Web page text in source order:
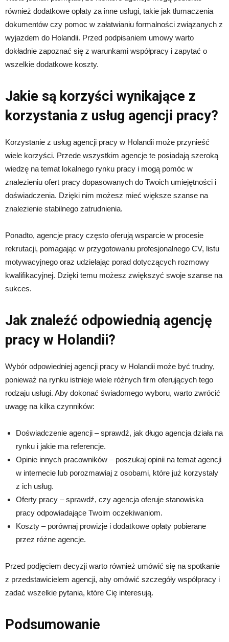
również dodatkowe opłaty za inne usługi, takie jak tłumaczenia
dokumentów czy pomoc w załatwianiu formalności związanych z
wyjazdem do Holandii. Przed podpisaniem umowy warto
dokładnie zapoznać się z warunkami współpracy i zapytać o
wszelkie dodatkowe koszty.
Jakie są korzyści wynikające z
korzystania z usług agencji pracy?
Korzystanie z usług agencji pracy w Holandii może przynieść
wiele korzyści. Przede wszystkim agencje te posiadają szeroką
wiedzę na temat lokalnego rynku pracy i mogą pomóc w
znalezieniu ofert pracy dopasowanych do Twoich umiejętności i
doświadczenia. Dzięki nim możesz mieć większe szanse na
znalezienie stabilnego zatrudnienia.
Ponadto, agencje pracy często oferują wsparcie w procesie
rekrutacji, pomagając w przygotowaniu profesjonalnego CV, listu
motywacyjnego oraz udzielając porad dotyczących rozmowy
kwalifikacyjnej. Dzięki temu możesz zwiększyć swoje szanse na
sukces.
Jak znaleźć odpowiednią agencję
pracy w Holandii?
Wybór odpowiedniej agencji pracy w Holandii może być trudny,
ponieważ na rynku istnieje wiele różnych firm oferujących tego
rodzaju usługi. Aby dokonać świadomego wyboru, warto zwrócić
uwagę na kilka czynników:
Doświadczenie agencji – sprawdź, jak długo agencja działa na
rynku i jakie ma referencje.
Opinie innych pracowników – poszukaj opinii na temat agencji
w internecie lub porozmawiaj z osobami, które już korzystały
z ich usług.
Oferty pracy – sprawdź, czy agencja oferuje stanowiska
pracy odpowiadające Twoim oczekiwaniom.
Koszty – porównaj prowizje i dodatkowe opłaty pobierane
przez różne agencje.
Przed podjęciem decyzji warto również umówić się na spotkanie
z przedstawicielem agencji, aby omówić szczegóły współpracy i
zadać wszelkie pytania, które Cię interesują.
Podsumowanie